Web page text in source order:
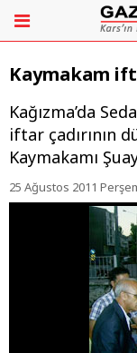
Kaymakam
Kağızma’da
iftar çadırının
Kaymakamı
25 Ağustos 2011